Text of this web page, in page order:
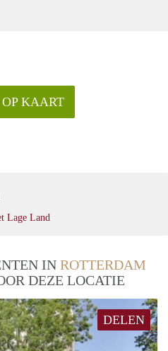
KAART
Lage Land
IN ROTTERDAM
DEZE LOCATIE
DELEN